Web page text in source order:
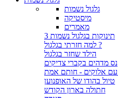
גלגול נשמות
מיסטיקה
מאמרים
3 תינוקות בגלגול נשמות
למה חזרתי בגלגול ?
הילד שחזר בגלגול
נס מדהים בקברי צדיקים
טיול בהודו של האופנוען
חתולה בארון הקודש